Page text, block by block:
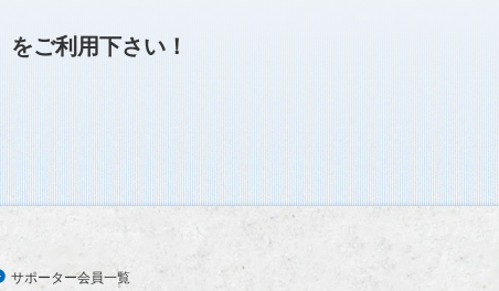
がされませんので、ご了
承のほど、よろしくお願
伴う情報更新停止のお知
らせ(04/26～04/29、05/0
ユーザー各位
をご利用下さい！
サポーター会員一覧